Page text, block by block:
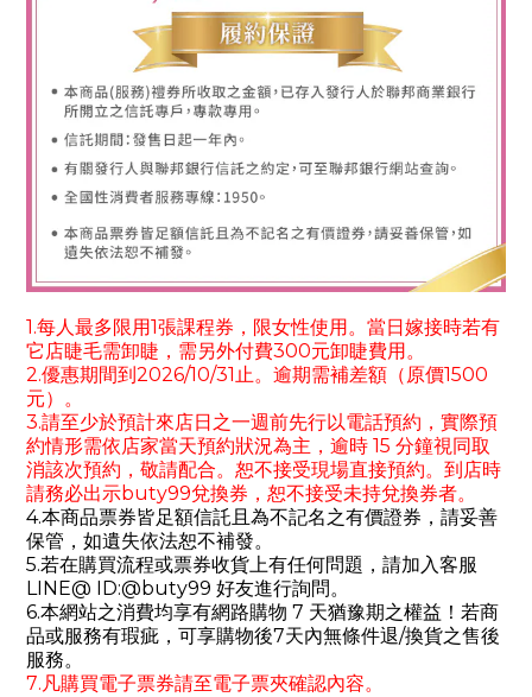
1.每人最多限用1張課程券，限女性使用。當日嫁接時若有
它店睫毛需卸睫，需另外付費300元卸睫費用。
2.優惠期間到2026/10/31止。逾期需補差額（原價1500
元）。
3.請至少於預計來店日之一週前先行以電話預約，實際預
約情形需依店家當天預約狀況為主，逾時 15 分鐘視同取
消該次預約，敬請配合。恕不接受現場直接預約。到店時
請務必出示buty99兌換券，恕不接受未持兌換券者。
4.本商品票券皆足額信託且為不記名之有價證券，請妥善
保管，如遺失依法恕不補發。
5.若在購買流程或票券收貨上有任何問題，請加入客服
LINE@
ID:@buty99 好友進行詢問。
6.本網站之消費均享有網路購物 7 天猶豫期之權益！若商
品或服務有瑕疵，可享購物後7天內無條件退/換貨之售後
服務。
7.凡購買電子票券請至電子票夾確認內容。